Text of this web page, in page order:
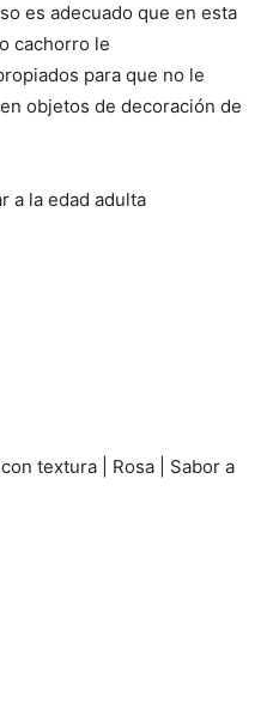
de
Fotos
es adecuado que en esta
cachorro le
para que no le
objetos de decoración de
a la edad adulta
textura | Rosa | Sabor a